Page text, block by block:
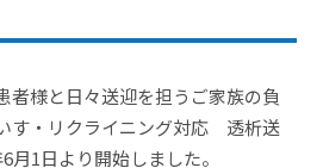
者様と日々送迎を担うご家族の負
す・リクライニング対応 透析送
月1日より開始しました。